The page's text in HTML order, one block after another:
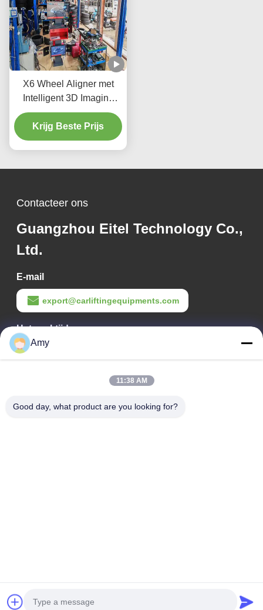
X6 Wheel Aligner met
Intelligent 3D Imaging
Double Screens en Real
Time Tracking voor de
nauwkeurigheid van de
van het voertuig
Krijg Beste Prijs
Contacteer ons
Guangzhou Eitel Technology Co.,
Ltd.
E-mail
export@carliftingequipments.com
Het werktijd
09:00-18:00
Nationale weg 106, Huadu-district, Guangzhou
Privacybeleid
Amy
11:38 AM
Good day, what product are you looking for?